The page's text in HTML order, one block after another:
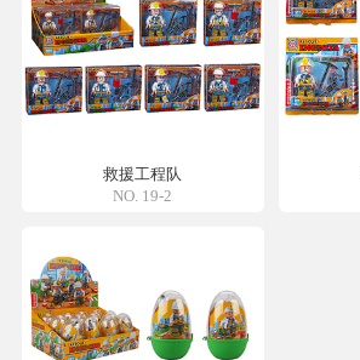
救援工程队
NO. 19-2